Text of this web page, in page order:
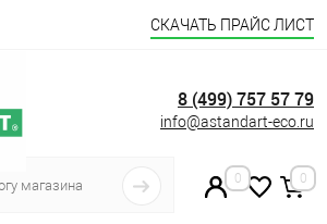
СКАЧАТЬ ПРАЙС ЛИСТ
8 (499) 757 57 79
info@astandart-eco.ru
0 0